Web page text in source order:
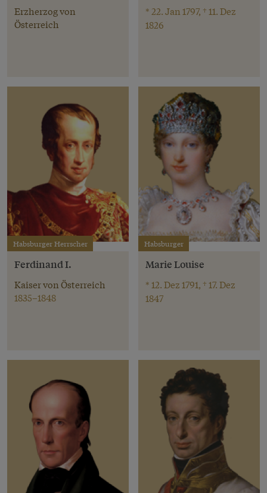
Erzherzog von
Österreich
* 22. Jan 1797, † 11. Dez
1826
Habsburger Herrscher
Ferdinand I.
Kaiser von Österreich
1835–1848
Habsburger
Marie Louise
* 12. Dez 1791, † 17. Dez
1847